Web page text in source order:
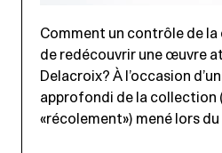
Comment un contrôle de
de redécouvrir une œuvre
Delacroix? À l’occasion
approfondi de la collection
«récolement») mené lors